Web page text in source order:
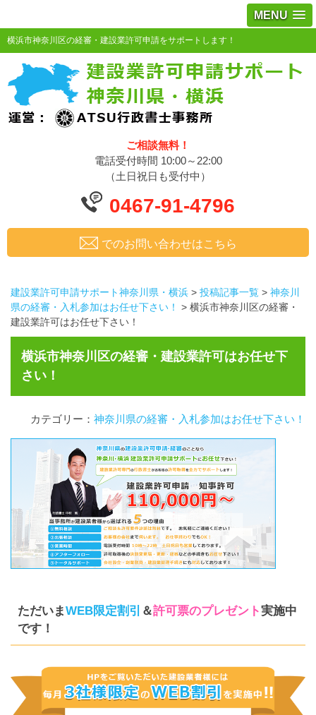
MENU
横浜市神奈川区の経審・建設業許可申請をサポートします！
ご相談無料！
電話受付時間 10:00～22:00
（土日祝日も受付中）
0467-91-4796
でのお問い合わせはこちら
建設業許可申請サポート神奈川県・横浜 > 投稿記事一覧 > 神奈川
県の経審・入札参加はお任せ下さい！
> 横浜市神奈川区の経審・
建設業許可はお任せ下さい！
横浜市神奈川区の経審・建設業許可はお任せ下
さい！
カテゴリー： 神奈川県の経審・入札参加はお任せ下さい！
ただいまWEB限定割引 ＆許可票のプレゼント実施中
です！